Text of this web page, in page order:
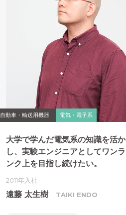
自動車・輸送用機器 電気・電子系
大学で学んだ電気系の知識を活か
し、 実験エンジニアとしてワンラ
ンク上を目指し続けたい。
2011年入社
遠藤 太生樹 TAIKI ENDO